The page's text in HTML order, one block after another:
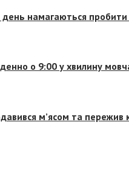
намагаються пробити
о 9:00 у хвилину
м’ясом та пережив